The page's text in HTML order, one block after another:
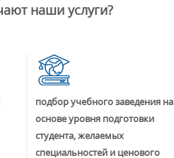
наши услуги?
подбор учебного заведения на
основе уровня подготовки
студента, желаемых
специальностей и ценового